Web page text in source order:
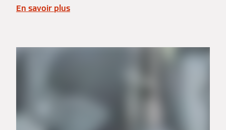
En savoir plus